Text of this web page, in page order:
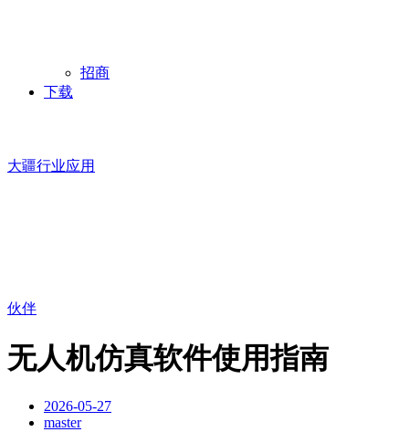
招商
下载
大疆行业应用
伙伴
无人机仿真软件使用指南
2026-05-27
master